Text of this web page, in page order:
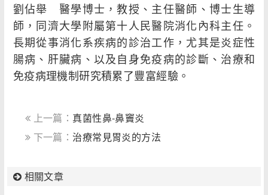
劉佔舉 醫學博士，教授、主任醫師、博士生導
師，同濟大學附屬第十人民醫院消化內科主任。
長期從事消化系疾病的診治工作，尤其是炎症性
腸病、肝臟病、以及自身免疫病的診斷、治療和
免疫病理機制研究積累了豐富經驗。
上一篇： 真菌性鼻-鼻竇炎
下一篇： 治療常見胃炎的方法
相關文章